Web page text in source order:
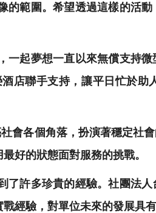
範圍。希望透過這樣的活
起夢想一直以來無償支持
店聯手支持，讓平日忙於
會各個角落，扮演著穩定社
好的狀態面對服務的挑戰。
許多珍貴的經驗。社團法
經驗，對單位未來的發展具有